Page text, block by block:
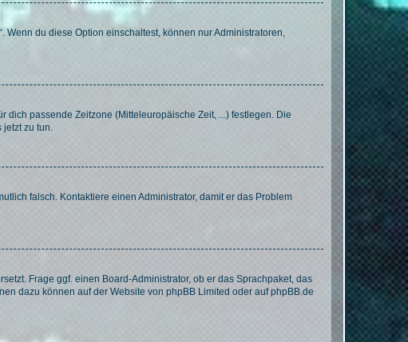
du diese Option einschaltest, können nur Administratoren,
dich passende Zeitzone (Mitteleuropäische Zeit, ...) festlegen. Die
jetzt zu tun.
falsch. Kontaktiere einen Administrator, damit er das Problem
Frage ggf. einen Board-Administrator, ob er das Sprachpaket, das
dazu können auf der Website von phpBB Limited oder aufphpBB.de